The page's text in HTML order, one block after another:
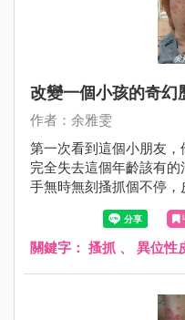
改變一個小孩的奇幻
作者：余雅雯
第一次看到這個小朋友，
完全失去這個年齡該有
手無時無刻搔抓個不停，
肢及額頭總是包著紗布
被排斥，很怕別人異樣的
關鍵字： 搔抓 、 異位性